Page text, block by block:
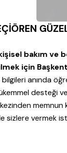
bakım
için
anında
desteği
sizlere vermek